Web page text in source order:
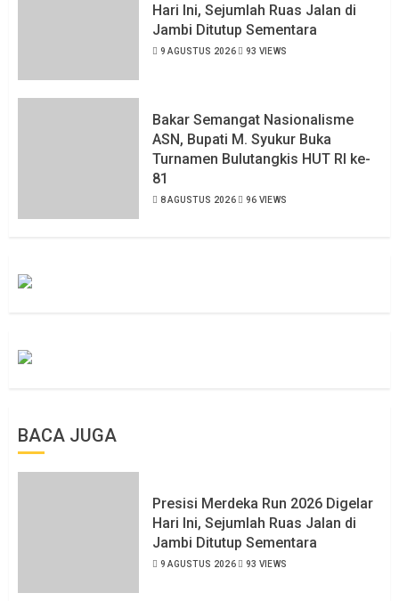
Hari Ini, Sejumlah Ruas Jalan di
Jambi Ditutup Sementara
9 AGUSTUS 2026 93 VIEWS
Bakar Semangat Nasionalisme
ASN, Bupati M. Syukur Buka
Turnamen Bulutangkis HUT RI ke-
81
8 AGUSTUS 2026 96 VIEWS
BACA JUGA
Presisi Merdeka Run 2026 Digelar
Hari Ini, Sejumlah Ruas Jalan di
Jambi Ditutup Sementara
9 AGUSTUS 2026 93 VIEWS